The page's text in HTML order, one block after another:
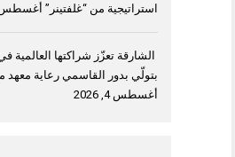
استراتيجية من “غلفتينر” أغسطس 4,
الشارقة تعزّز شراكتها العالمية
بتولّي بدور القاسمي رعاية
أغسطس 4, 2026